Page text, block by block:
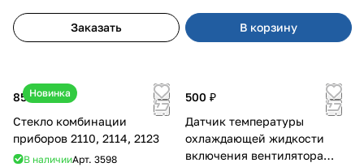
Заказать В корзину
Новинка
850 ₽
Стекло комбинации
приборов 2110, 2114, 2123
В наличииАрт. 3598
500 ₽
Датчик температуры
охлаждающей жидкости
включения вентилятора